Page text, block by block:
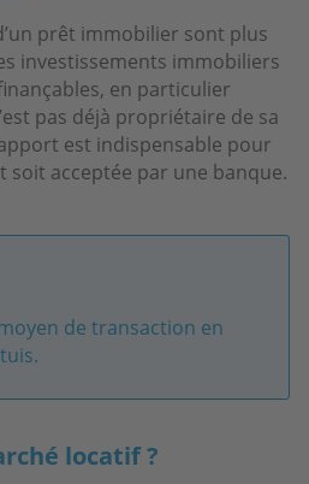
prêt immobilier sont plus
investissements immobiliers
en particulier
pas déjà propriétaire de sa
est indispensable pour
soit acceptée par une banque.
de transaction en
locatif ?